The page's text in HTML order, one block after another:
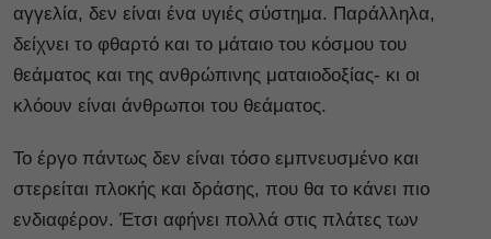
αγγελία, δεν είναι ένα υγιές σύστημα. Παράλληλα,
δείχνει το φθαρτό και το μάταιο του κόσμου του
θεάματος και της ανθρώπινης ματαιοδοξίας- κι οι
κλόουν είναι άνθρωποι του θεάματος.
Το έργο πάντως δεν είναι τόσο εμπνευσμένο και
στερείται πλοκής και δράσης, που θα το κάνει πιο
ενδιαφέρον. Έτσι αφήνει πολλά στις πλάτες των